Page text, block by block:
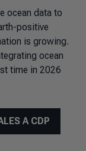
ocean data to
positive
is growing.
ocean
time in 2026
A CDP